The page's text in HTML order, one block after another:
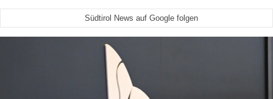
Südtirol News auf Google folgen